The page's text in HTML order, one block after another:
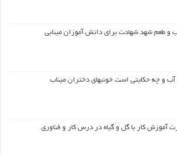
و طعم شهد شهادت برای دانش آموزان مینابی
آب و چه حکایتی است خونبهای دختران میناب
آموزش کار با گل و گیاه در درس کار و فناوری